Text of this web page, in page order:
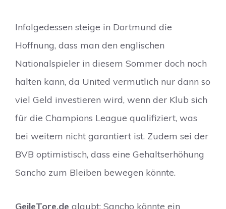
Infolgedessen steige in Dortmund die
Hoffnung, dass man den englischen
Nationalspieler in diesem Sommer doch noch
halten kann, da United vermutlich nur dann so
viel Geld investieren wird, wenn der Klub sich
für die Champions League qualifiziert, was
bei weitem nicht garantiert ist. Zudem sei der
BVB optimistisch, dass eine Gehaltserhöhung
Sancho zum Bleiben bewegen könnte.
GeileTore.de glaubt: Sancho könnte ein